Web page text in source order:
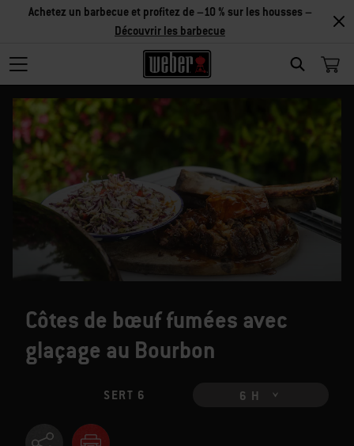
SEARCH
Achetez un barbecue et profitez de –10 % sur les housses –
Découvrir les barbecue
Côtes de bœuf fumées avec
glaçage au Bourbon
SERT 6 6 H